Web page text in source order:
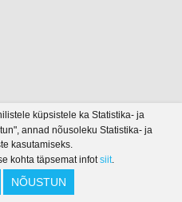
küpsistele ka Statistika- ja
annad nõusoleku Statistika- ja
kasutamiseks.
kohta täpsemat infotsiit.
NÕUSTUN